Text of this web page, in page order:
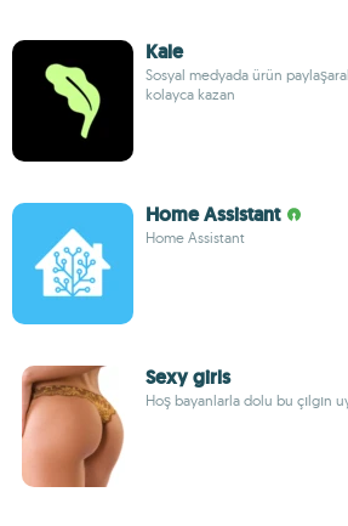
Kale
Sosyal medyada ürün
kolayca kazan
Home Assistant
Home Assistant
Sexy girls
Hoş bayanlarla dolu bu çılgın